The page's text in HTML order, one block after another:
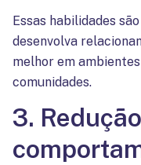
Essas habilidades
desenvolva
melhor em
comunidades.
3.